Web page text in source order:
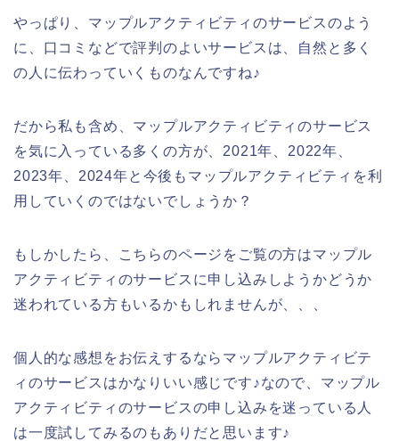
やっぱり、マップルアクティビティのサービスのよう
に、口コミなどで評判のよいサービスは、自然と多く
の人に伝わっていくものなんですね♪
だから私も含め、マップルアクティビティのサービス
を気に入っている多くの方が、2021年、2022年、
2023年、2024年と今後もマップルアクティビティを利
用していくのではないでしょうか？
もしかしたら、こちらのページをご覧の方はマップル
アクティビティのサービスに申し込みしようかどうか
迷われている方もいるかもしれませんが、、、
個人的な感想をお伝えするならマップルアクティビテ
ィのサービスはかなりいい感じです♪なので、マップル
アクティビティのサービスの申し込みを迷っている人
は一度試してみるのもありだと思います♪